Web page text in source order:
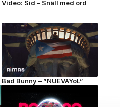
Video: Sid – Snäll med ord
Bad Bunny – ”NUEVAYoL”